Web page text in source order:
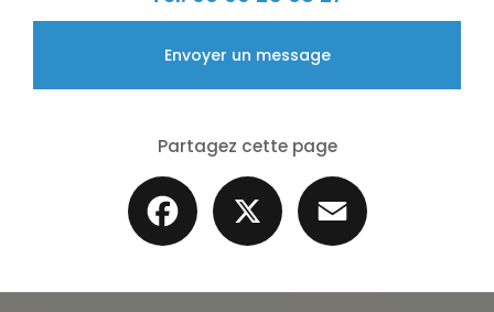
Envoyer un message
Partagez cette page
Facebook